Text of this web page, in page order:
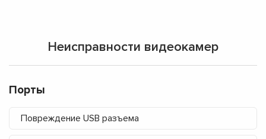
Неисправности видеокамер
Порты
Повреждение USB разъема